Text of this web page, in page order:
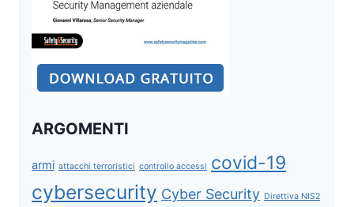
ARGOMENTI
armi attacchi terroristici controllo accessi covid-19
cybersecurity Cyber Security Direttiva NIS2